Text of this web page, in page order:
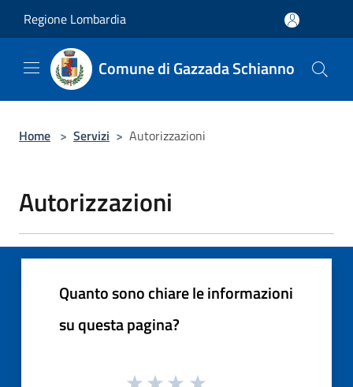
Regione Lombardia
Comune di Gazzada Schianno
Home > Servizi > Autorizzazioni
Autorizzazioni
Quanto sono chiare le informazioni
su questa pagina?